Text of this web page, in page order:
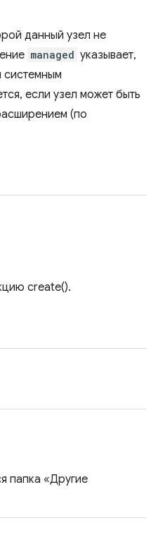
данный узел не
managed указывает,
системным
если узел может быть
(по
create().
папка «Другие